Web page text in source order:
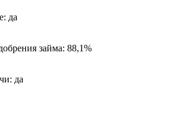
да
займа: 88,1%
да